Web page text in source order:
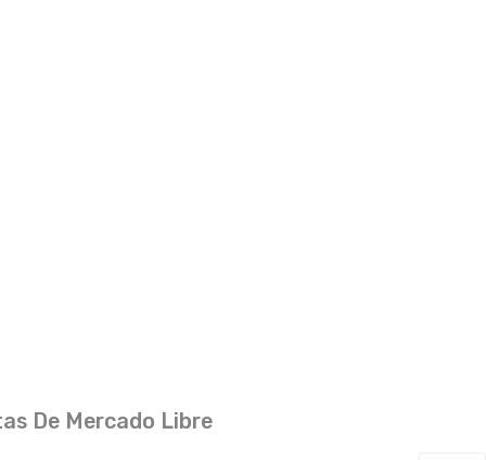
De Mercado Libre